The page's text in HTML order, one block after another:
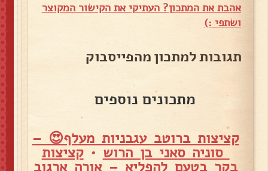
אהבת את המתכון? העתיקי את הקישור המקוצר
ושתפי :)
תגובות למתכון מהפייסבוק
מתכונים נוספים
קציצות ברוטב עגבניות מעלף😍 –
סוניה סאני בן הרוש •קציצות
בקר בטעם להפליא – אורה ארגוב